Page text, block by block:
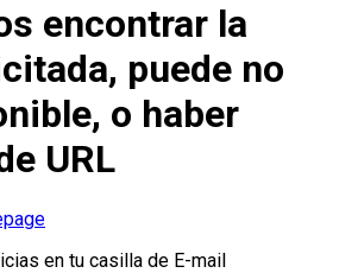
encontrar la
puede no
o haber
URL
en tu casilla de E-mail